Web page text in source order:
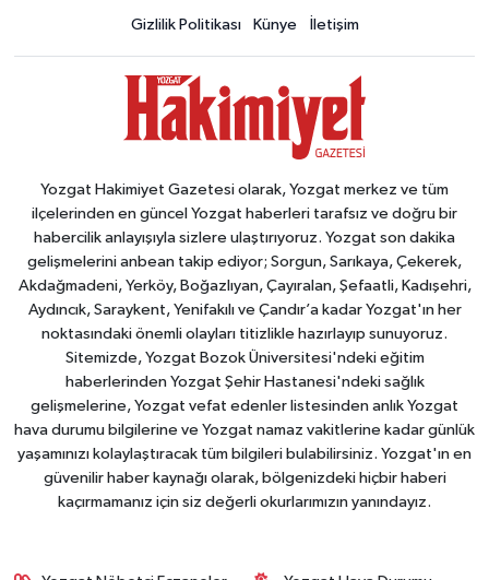
Gizlilik Politikası Künye İletişim
Yozgat Hakimiyet Gazetesi olarak, Yozgat merkez ve tüm
ilçelerinden en güncel Yozgat haberleri tarafsız ve doğru bir
habercilik anlayışıyla sizlere ulaştırıyoruz. Yozgat son dakika
gelişmelerini anbean takip ediyor; Sorgun, Sarıkaya, Çekerek,
Akdağmadeni, Yerköy, Boğazlıyan, Çayıralan, Şefaatli, Kadışehri,
Aydıncık, Saraykent, Yenifakılı ve Çandır’a kadar Yozgat'ın her
noktasındaki önemli olayları titizlikle hazırlayıp sunuyoruz.
Sitemizde, Yozgat Bozok Üniversitesi'ndeki eğitim
haberlerinden Yozgat Şehir Hastanesi'ndeki sağlık
gelişmelerine, Yozgat vefat edenler listesinden anlık Yozgat
hava durumu bilgilerine ve Yozgat namaz vakitlerine kadar günlük
yaşamınızı kolaylaştıracak tüm bilgileri bulabilirsiniz. Yozgat'ın en
güvenilir haber kaynağı olarak, bölgenizdeki hiçbir haberi
kaçırmamanız için siz değerli okurlarımızın yanındayız.